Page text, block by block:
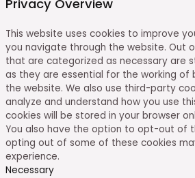
Privacy Overview
This website uses cookies to improve
you navigate through the website. Out
that are categorized as necessary are
as they are essential for the working of
the website. We also use third-party
analyze and understand how you use
cookies will be stored in your browser
You also have the option to opt-out of
opting out of some of these cookies
experience.
Necessary